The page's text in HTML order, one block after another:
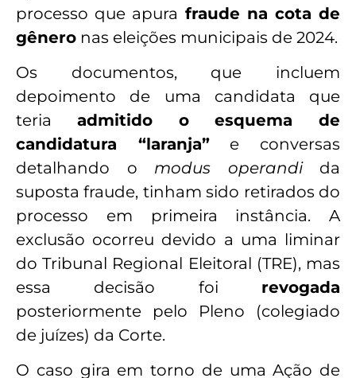
processo que apura fraude na cota de
gênero nas eleições municipais de 2024.
Os documentos, que incluem
depoimento de uma candidata que
teria admitido o esquema de
candidatura “laranja”e conversas
detalhando o modus operandida
suposta fraude, tinham sido retirados do
processo em primeira instância. A
exclusão ocorreu devido a uma liminar
do Tribunal Regional Eleitoral (TRE), mas
essa decisão foi revogada
posteriormente pelo Pleno (colegiado
de juízes) da Corte.
O caso gira em torno de uma Ação de